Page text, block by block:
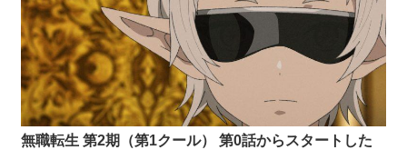
無職転生 第2期（第1クール） 第0話からスタートした